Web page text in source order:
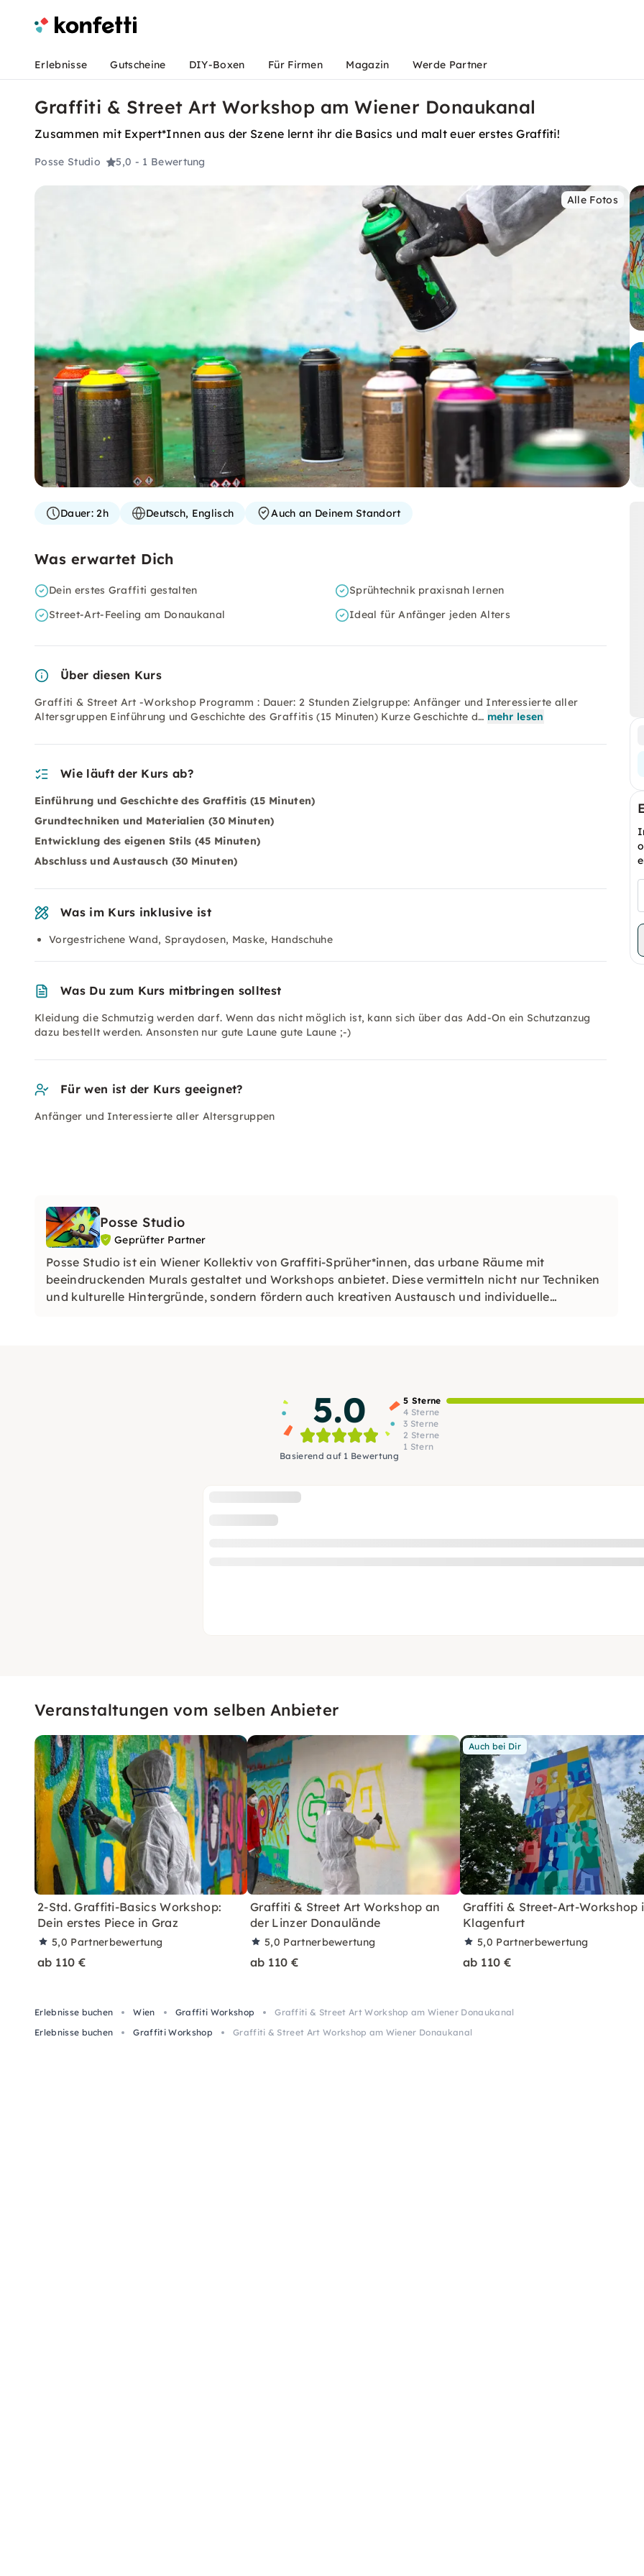
Erlebnisse Gutscheine DIY-Boxen Für Firmen Magazin Werde Partner
Graffiti & Street Art Workshop am Wiener Donaukanal
Zusammen mit Expert*Innen aus der Szene lernt ihr die Basics und malt euer erstes Graffiti!
Posse Studio 5,0 - 1 Bewertung
Alle Fotos
Dauer:2h Deutsch, Englisch Auch an Deinem Standort
Was erwartet Dich
Dein erstes Graffiti gestalten
Sprühtechnik praxisnah lernen
Street-Art-Feeling am Donaukanal
Ideal für Anfänger jeden Alters
Über diesen Kurs
Graffiti & Street Art -Workshop Programm : Dauer: 2 Stunden Zielgruppe: Anfänger und Interessierte aller
Altersgruppen Einführung und Geschichte des Graffitis (15 Minuten) Kurze Geschichte d… mehr lesen
Wie läuft der Kurs ab?
Einführung und Geschichte des Graffitis (15 Minuten)
Grundtechniken und Materialien (30 Minuten)
Entwicklung des eigenen Stils (45 Minuten)
Abschluss und Austausch (30 Minuten)
Was im Kurs inklusive ist
Vorgestrichene Wand, Spraydosen, Maske, Handschuhe
Was Du zum Kurs mitbringen solltest
Kleidung die Schmutzig werden darf. Wenn das nicht möglich ist, kann sich über das Add-On ein Schutzanzug
dazu bestellt werden. Ansonsten nur gute Laune gute Laune ;-)
Für wen ist der Kurs geeignet?
Anfänger und Interessierte aller Altersgruppen
Posse Studio
Geprüfter Partner
Posse Studio ist ein Wiener Kollektiv von Graffiti-Sprüher*innen, das urbane Räume mit
beeindruckenden Murals gestaltet und Workshops anbietet. Diese vermitteln nicht nur Techniken
und kulturelle Hintergründe, sondern fördern auch kreativen Austausch und individuelle
5.0
Basierend auf 1 Bewertung
5 Sterne
4 Sterne
3 Sterne
2 Sterne
1 Stern
Veranstaltungen vom selben Anbieter
2-Std. Graffiti-Basics Workshop:
Dein erstes Piece in Graz
5,0 Partnerbewertung
ab 110 €
Graffiti & Street Art Workshop an
der Linzer Donaulände
5,0 Partnerbewertung
ab 110 €
Auch bei Dir
Graffiti & Street-Art-Workshop
Klagenfurt
5,0 Partnerbewertung
ab 110 €
Erlebnisse buchen Wien Graffiti Workshop
Graffiti & Street Art Workshop am Wiener Donaukanal
Erlebnisse buchen
Graffiti Workshop Graffiti & Street Art Workshop am Wiener Donaukanal